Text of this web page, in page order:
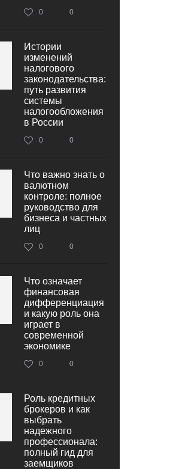
0 0
Истории
изменений
налогового
законодательства:
путь развития
системы
налогообложения
в России
0 0
Что важно знать о
валютном
контроле: полное
руководство для
бизнеса и частных
лиц
0 0
Что означает
финансовая
дифференциация
и какую роль она
играет в
современной
экономике
0 0
Роль кредитных
брокеров и как
выбрать
надежного
профессионала:
полный гид для
заемщиков